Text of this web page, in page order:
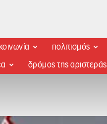
κοινωνία πολιτισμός
δρόμος της αριστεράς